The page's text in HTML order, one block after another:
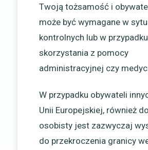
Twoją tożsamość i
może być wymagane w
kontrolnych lub w
skorzystania z pomocy
administracyjnej czy
W przypadku obywateli
Unii Europejskiej, również
osobisty jest zazwyczaj
do przekroczenia granicy